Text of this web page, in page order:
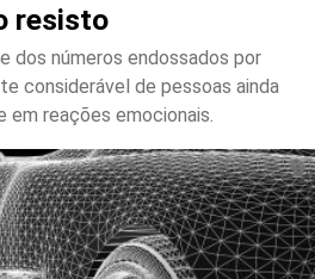
resisto
dos números endossados por
considerável de pessoas ainda
em reações emocionais.